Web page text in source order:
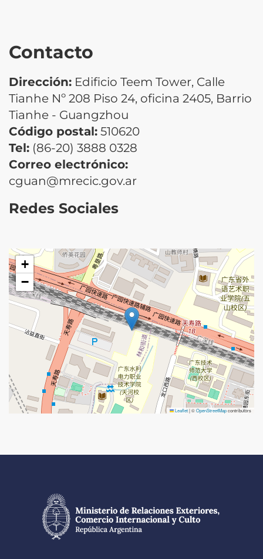
Contacto
Dirección: Edificio Teem Tower, Calle
Tianhe Nº 208 Piso 24, oficina 2405, Barrio
Tianhe - Guangzhou
Código postal: 510620
Tel: (86-20) 3888 0328
Correo electrónico:
cguan@mrecic.gov.ar
Redes Sociales
+
−
Leaflet|©OpenStreetMapcontributors